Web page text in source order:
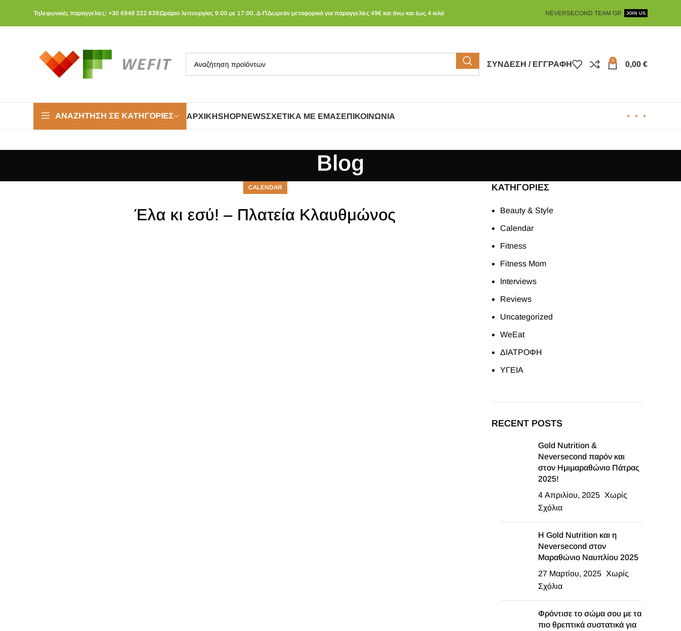
Τηλεφωνικές παραγγελίες: +30 6949 222 639Ωράριο λειτουργίας 9:00 με 17:00, Δ-ΠΔωρεάν μεταφορικά για παραγγελίες 49€ και άνω και έως 4 κιλά NEVERSECOND TEAM GR JOIN US
ΣΎΝΔΕΣΗ / ΕΓΓΡΑΦΉ 0 0,00 €
ΑΝΑΖΉΤΗΣΗ ΣΕ ΚΑΤΗΓΟΡΊΕΣ ΑΡΧΙΚΉSHOPNEWSΣΧΕΤΙΚΆ ΜΕ ΕΜΆΣΕΠΙΚΟΙΝΩΝΊΑ
Blog
CALENDAR
Έλα κι εσύ! – Πλατεία Κλαυθμώνος
KΑΤΗΓΟΡΊΕΣ
Beauty & Style
Calendar
Fitness
Fitness Mom
Interviews
Reviews
Uncategorized
WeEat
ΔΙΑΤΡΟΦΗ
ΥΓΕΙΑ
RECENT POSTS
Gold Nutrition &
Neversecond παρόν και
στον Ημιμαραθώνιο Πάτρας
2025!
4 Απριλίου, 2025 Χωρίς
Σχόλια
Η Gold Nutrition και η
Neversecond στον
Μαραθώνιο Ναυπλίου 2025
27 Μαρτίου, 2025 Χωρίς
Σχόλια
Φρόντισε το σώμα σου με τα
πιο θρεπτικά συστατικά για